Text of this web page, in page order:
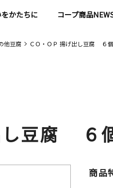
かたちに コープ商品
他豆腐 ＣＯ・ＯＰ 揚げ出し豆腐 ６
し豆腐 ６
商品